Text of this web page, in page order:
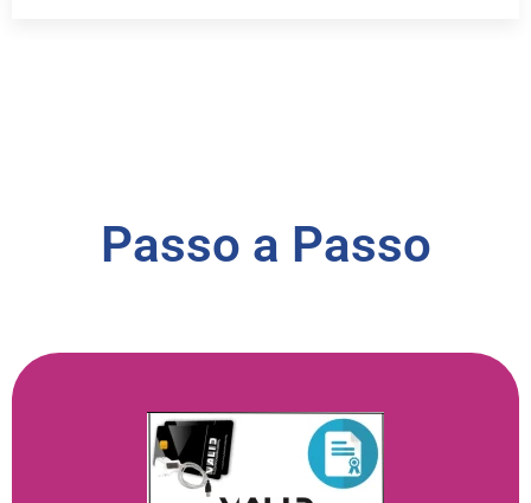
Passo a Passo